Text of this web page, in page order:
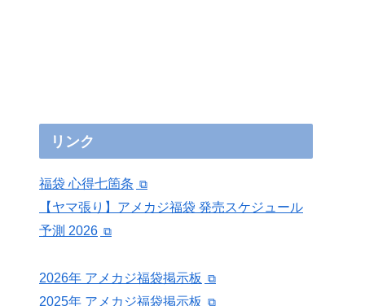
リンク
福袋 心得七箇条
【ヤマ張り】アメカジ福袋 発売スケジュール
予測 2026
2026年 アメカジ福袋掲示板
2025年 アメカジ福袋掲示板